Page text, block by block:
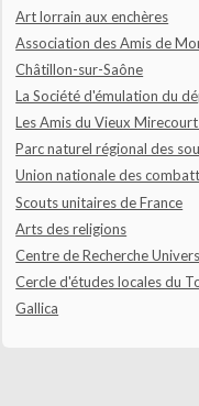
Art lorrain aux enchères
Association des Amis de
Châtillon-sur-Saône
La Société d'émulation du
Les Amis du Vieux Mirecourt
Parc naturel régional des
Union nationale des
Scouts unitaires de France
Arts des religions
Centre de Recherche
Cercle d'études locales du
Gallica